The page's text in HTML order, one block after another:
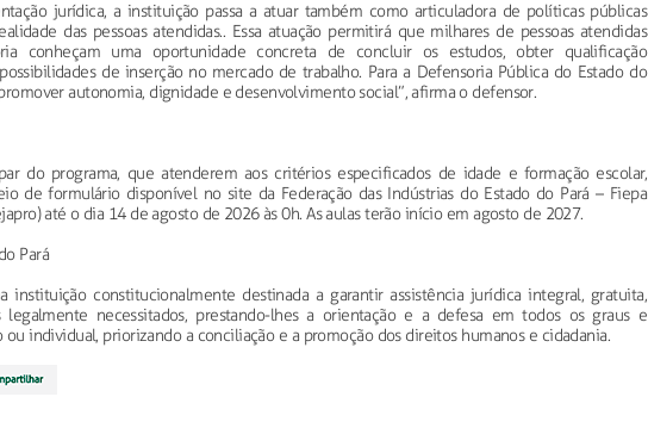
jurídica, a instituição passa a atuar também como articuladora de políticas públicas
das pessoas atendidas.. Essa atuação permitirá que milhares de pessoas atendidas
conheçam uma oportunidade concreta de concluir os estudos, obter qualificação
de inserção no mercado de trabalho. Para a Defensoria Pública do Estado do
autonomia, dignidade e desenvolvimento social”, afirma o defensor.
do programa, que atenderem aos critérios especificados de idade e formação escolar,
de formulário disponível no site da Federação das Indústrias do Estado do Pará – Fiepa
até o dia 14 de agosto de 2026 às 0h. As aulas terão início em agosto de 2027.
Pará
instituição constitucionalmente destinada a garantir assistência jurídica integral, gratuita,
necessitados, prestando-lhes a orientação e a defesa em todos os graus e
individual, priorizando a conciliação e a promoção dos direitos humanos e cidadania.